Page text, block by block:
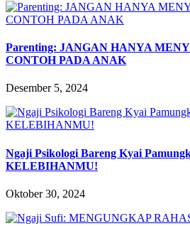
Parenting: JANGAN HANYA
CONTOH PADA ANAK
Desember 5, 2024
Ngaji Psikologi Bareng Kyai
KELEBIHANMU!
Oktober 30, 2024